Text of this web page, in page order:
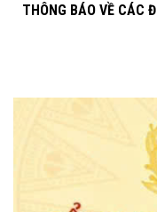
THÔNG BÁO VỀ CÁC